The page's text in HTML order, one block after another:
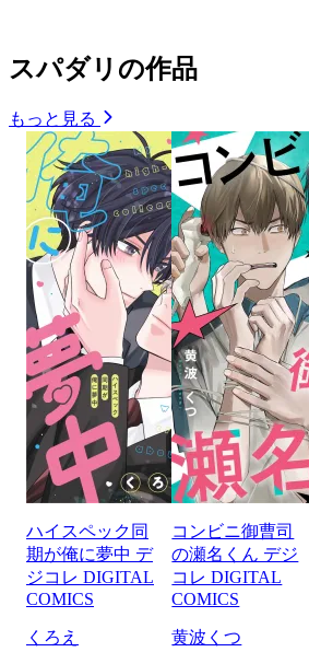
スパダリの作品
もっと見る
ハイスペック同
期が俺に夢中 デ
ジコレ DIGITAL
COMICS
くろえ
コンビニ御曹司
の瀬名くん デジ
コレ DIGITAL
COMICS
黄波くつ